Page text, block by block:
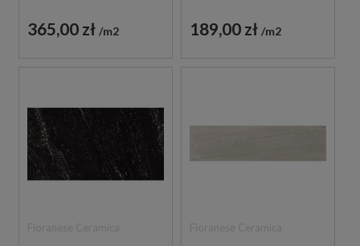
365,00 zł m2 189,00 zł m2